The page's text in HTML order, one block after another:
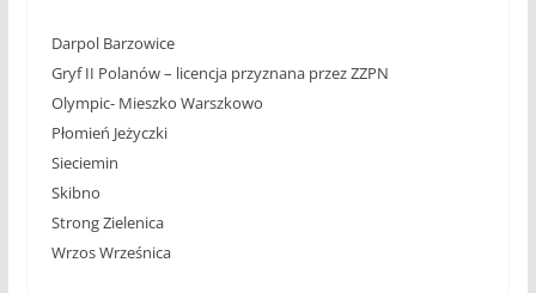
Darpol Barzowice
Gryf II Polanów – licencja przyznana przez ZZPN
Olympic- Mieszko Warszkowo
Płomień Jeżyczki
Sieciemin
Skibno
Strong Zielenica
Wrzos Wrześnica